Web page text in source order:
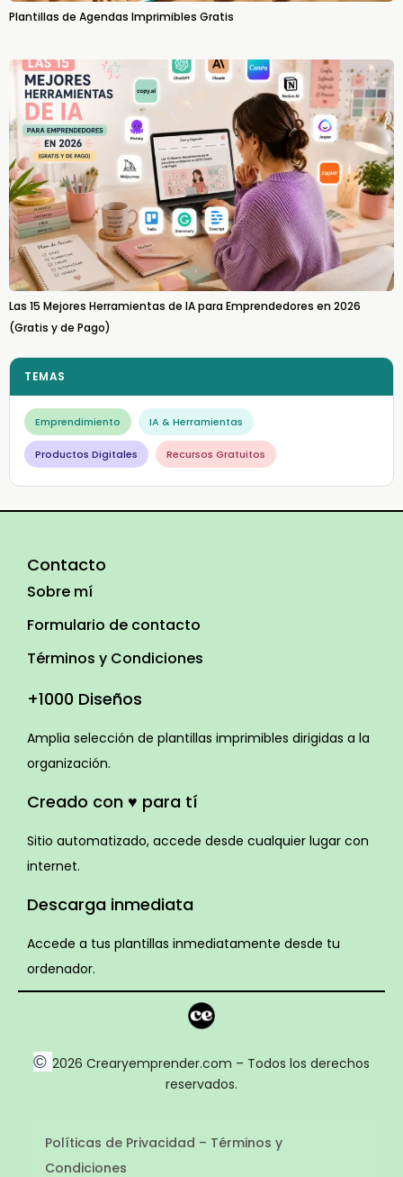
Plantillas de Agendas Imprimibles Gratis
Las 15 Mejores Herramientas de IA para Emprendedores en 2026
(Gratis y de Pago)
TEMAS
Emprendimiento IA & Herramientas
Productos Digitales Recursos Gratuitos
Contacto
Sobre mí
Formulario de contacto
Términos y Condiciones
+1000 Diseños
Amplia selección de plantillas imprimibles dirigidas a la
organización.
Creado con ♥ para tí
Sitio automatizado, accede desde cualquier lugar con
internet.
Descarga inmediata
Accede a tus plantillas inmediatamente desde tu
ordenador.
© 2026 Crearyemprender.com – Todos los derechos
reservados.
Políticas de Privacidad – Términos y
Condiciones